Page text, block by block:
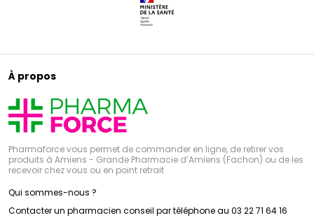
À propos
Pharmaforce vous permet de commander en ligne, de retirer vos
produits à Amiens - Grande Pharmacie d’Amiens (Fachon) ou de les
recevoir chez vous ou en point retrait
Qui sommes-nous ?
Contacter un pharmacien conseil par téléphone au 03 22 71 64 16